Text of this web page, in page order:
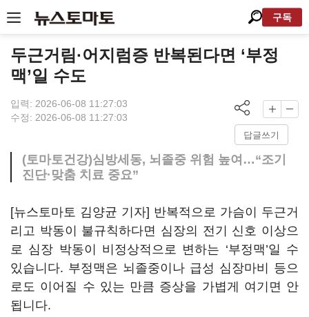
구독
두근거림·어지럼증 반복된다면 ‘부정
맥’일 수도
입력: 2026-06-08 11:27:03
수정: 2026-06-08 11:27:03
답글쓰기
(토마토건강)심방세동, 뇌졸중 위험 높여…“조기
진단·맞춤 치료 중요”
[뉴스토마토 김양균 기자] 반복적으로 가슴이 두근거
리고 박동이 불규칙하다면 심장의 전기 신호 이상으
로 심장 박동이 비정상적으로 변하는 ‘부정맥’일 수
있습니다. 부정맥은 뇌졸중이나 급성 심장마비 등으
로도 이어질 수 있는 만큼 증상을 가볍게 여기면 안
됩니다.